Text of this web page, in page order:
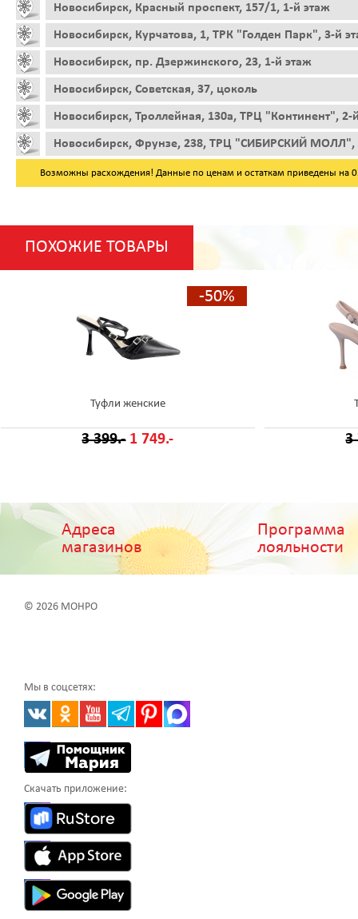
Новосибирск, Красный проспект, 157/1, 1-й этаж
Новосибирск, Курчатова, 1, ТРК "Голден Парк", 3-й
Новосибирск, пр. Дзержинского, 23, 1-й этаж
Новосибирск, Советская, 37, цоколь
Новосибирск, Троллейная, 130а, ТРЦ "Континент", 2-
Новосибирск, Фрунзе, 238, ТРЦ "СИБИРСКИЙ МОЛЛ",
Возможны расхождения! Данные по ценам и остаткам приведены на
ПОХОЖИЕ ТОВАРЫ
-50%
Туфли женские
3 399.- 1 749.- 3
Адреса
магазинов
Программа
лояльности
© 2026 МОНРО
Мы в соцсетях:
Скачать приложение: